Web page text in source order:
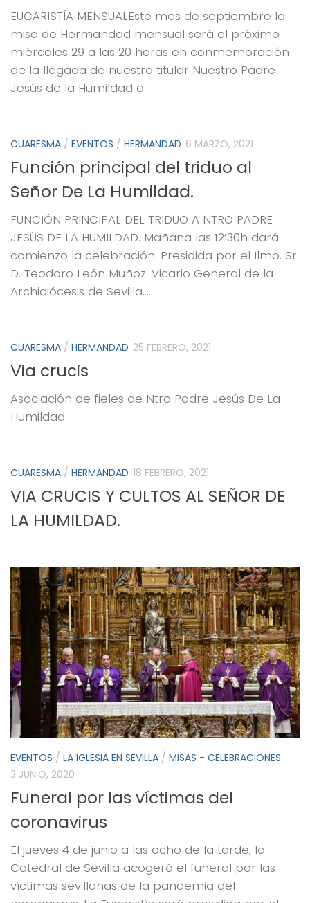
EUCARISTÍA MENSUALEste mes de septiembre la
misa de Hermandad mensual será el próximo
miércoles 29 a las 20 horas en conmemoración
de la llegada de nuestro titular Nuestro Padre
Jesús de la Humildad a...
CUARESMA / EVENTOS / HERMANDAD 6 MARZO, 2021
Función principal del triduo al
Señor De La Humildad.
FUNCIÓN PRINCIPAL DEL TRIDUO A NTRO PADRE
JESÚS DE LA HUMILDAD. Mañana las 12’30h dará
comienzo la celebración. Presidida por el Ilmo. Sr.
D. Teodoro León Muñoz. Vicario General de la
Archidiócesis de Sevilla....
CUARESMA / HERMANDAD 25 FEBRERO, 2021
Via crucis
Asociación de fieles de Ntro Padre Jesús De La
Humildad.
CUARESMA / HERMANDAD 18 FEBRERO, 2021
VIA CRUCIS Y CULTOS AL SEÑOR DE
LA HUMILDAD.
EVENTOS / LA IGLESIA EN SEVILLA / MISAS - CELEBRACIONES
3 JUNIO, 2020
Funeral por las víctimas del
coronavirus
El jueves 4 de junio a las ocho de la tarde, la
Catedral de Sevilla acogerá el funeral por las
víctimas sevillanas de la pandemia del